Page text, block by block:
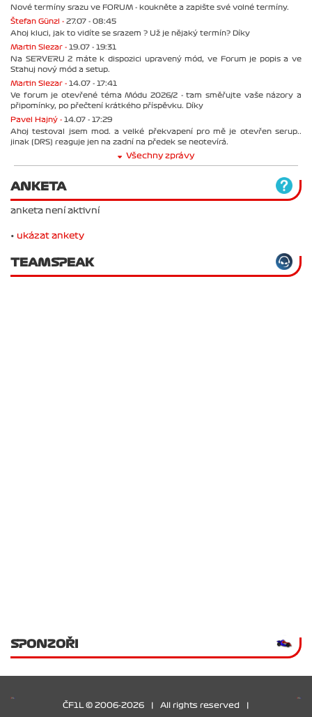
Nové termíny srazu ve FORUM - koukněte a zapište své volné termíny.
Štefan Günzl - 27.07 - 08:45
Ahoj kluci, jak to vidíte se srazem ? Už je nějaký termín? Díky
Martin Slezar - 19.07 - 19:31
Na SERVERU 2 máte k dispozici upravený mód, ve Forum je popis a ve
Stahuj nový mód a setup.
Martin Slezar - 14.07 - 17:41
Ve forum je otevřené téma Módu 2026/2 - tam směřujte vaše názory a
připomínky, po přečtení krátkého příspěvku. Díky
Pavel Hajný - 14.07 - 17:29
Ahoj testoval jsem mod. a velké překvapení pro mě je otevřen serup..
jinak (DRS) reaguje jen na zadní na předek se neotevírá.
Všechny zprávy
ANKETA
anketa není aktivní
• ukázat ankety
TEAMSPEAK
SPONZOŘI
ČF1L © 2006-2026 All rights reserved